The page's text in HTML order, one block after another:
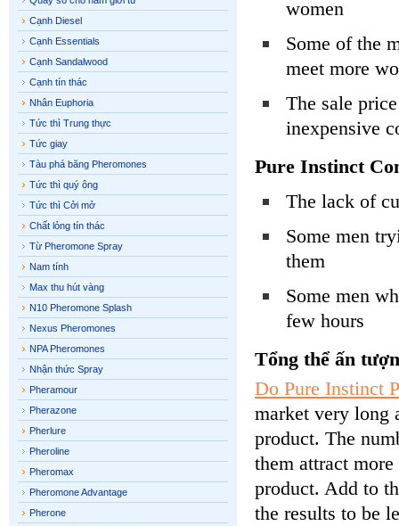
women
Some of the
meet more
The sale
inexpensive
Pure Instinct
The lack of
Some men
them
Some men
few hours
Tổng thể ấn
Do Pure Instinct
market very long
product. The
them attract
product. Add to
the results to be
Cạnh Diesel
Cạnh Essentials
Cạnh Sandalwood
Cạnh tín thác
Nhân Euphoria
Tức thì Trung thực
Tức giay
Tàu phá băng Pheromones
Tức thì quý ông
Tức thì Cởi mở
Chất lỏng tín thác
Từ Pheromone Spray
Nam tính
Max thu hút vàng
N10 Pheromone Splash
Nexus Pheromones
NPA Pheromones
Nhận thức Spray
Pheramour
Pherazone
Pherlure
Pheroline
Pheromax
Pheromone Advantage
Pherone